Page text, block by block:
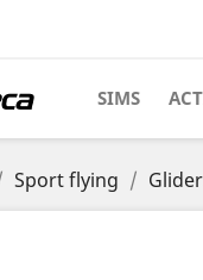
SIMS
Sport flying